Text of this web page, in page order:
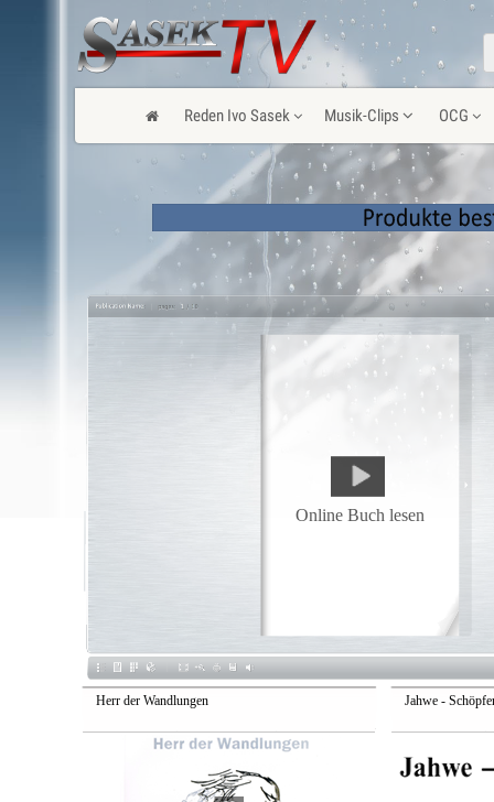
Reden Ivo Sasek Musik-Clips OCG
Online Buch lesen
Herr der Wandlungen Jahwe -